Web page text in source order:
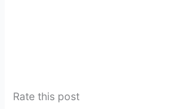
Rate this post